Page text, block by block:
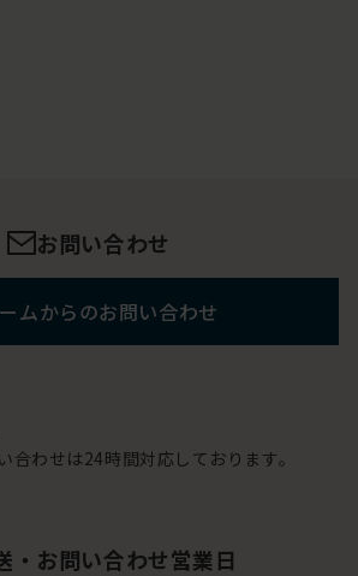
お問い合わせ
ムからのお問い合わせ
わせは24時間対応しております。
・お問い合わせ営業日